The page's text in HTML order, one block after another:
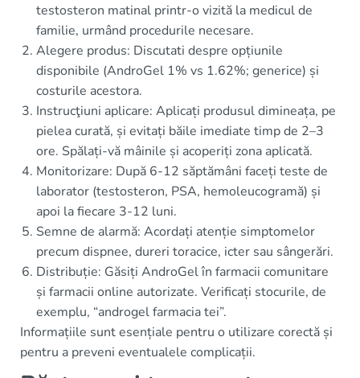
testosteron matinal printr-o vizită la medicul de
familie, urmând procedurile necesare.
Alegere produs: Discutati despre opțiunile
disponibile (AndroGel 1% vs 1.62%; generice) și
costurile acestora.
Instrucţiuni aplicare: Aplicați produsul dimineața, pe
pielea curată, și evitați băile imediate timp de 2–3
ore. Spălați-vă mâinile și acoperiți zona aplicată.
Monitorizare: După 6-12 săptămâni faceți teste de
laborator (testosteron, PSA, hemoleucogramă) și
apoi la fiecare 3-12 luni.
Semne de alarmă: Acordați atenție simptomelor
precum dispnee, dureri toracice, icter sau sângerări.
Distribuție: Găsiți AndroGel în farmacii comunitare
și farmacii online autorizate. Verificați stocurile, de
exemplu, “androgel farmacia tei”.
Informațiile sunt esențiale pentru o utilizare corectă și
pentru a preveni eventualele complicații.